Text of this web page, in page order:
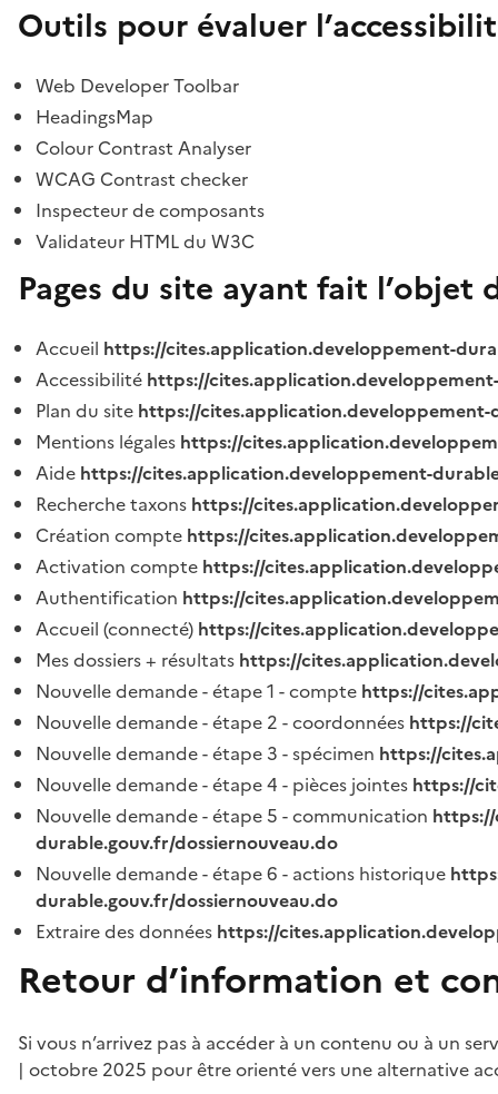
Outils pour évaluer
Web Developer Toolbar
HeadingsMap
Colour Contrast Analyser
WCAG Contrast checker
Inspecteur de composants
Validateur HTML du W3C
Pages du site ayant fait
Accueil https://cites.application.developpement-
Accessibilité https://
Plan du site https://
Mentions légales https://
Aide https://cites.application.developpement-
Recherche taxons https://
Création compte https://
Activation compte https://
Authentification https://
Accueil (connecté) https://
Mes dossiers + résultats https://
Nouvelle demande - étape 1 - compte https://
Nouvelle demande - étape 2 - coordonnées https://
Nouvelle demande - étape 3 - spécimen https://
Nouvelle demande - étape 4 - pièces jointes https://
Nouvelle demande - étape 5 - communication
durable.gouv.fr/dossiernouveau.do
Nouvelle demande - étape 6 - actions historique
durable.gouv.fr/dossiernouveau.do
Extraire des données https://
Retour d’information et
Si vous n’arrivez pas à accéder à un contenu ou à un
| octobre 2025 pour être orienté vers une alternative